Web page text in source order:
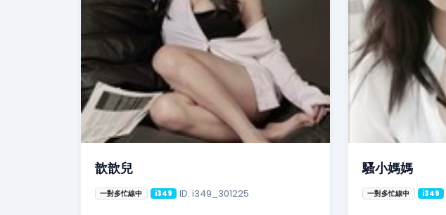
歆歆兒
一對多忙線中 i349 ID: i349_301225
騷小媽媽
一對多忙線中 i349